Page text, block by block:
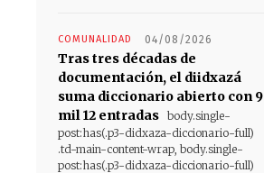
COMUNALIDAD 04/08/2026
Tras tres décadas de
documentación, el diidxazá
suma diccionario abierto con 9
mil 12 entradas body.single-
post:has(.p3-didxaza-diccionario-full)
.td-main-content-wrap, body.single-
post:has(.p3-didxaza-diccionario-full)